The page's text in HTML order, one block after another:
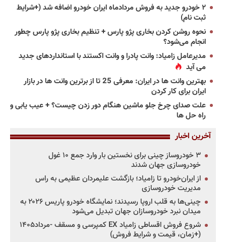
۲ خودرو جدید به فروش مردادماه ایران خودرو اضافه شد (+شرایط
ثبت نام)
نحوه روشن کردن بخاری پژو پارس + تنظیم بخاری پژو پارس چطور
انجام می‌شود؟
مدیرعامل زامیاد: وانت پادرا و وانت اکستند با استانداردهای جدید
می آید
بهترین وانت ها در ایران: معرفی 25 تا از برترین وانت ها در بازار
ایران برای کار کردن
علت صدای چرخ جلو ماشین هنگام دور زدن چیست؟ + عیب یابی و
راه حل ها
آخرین اخبار
۳ خودروساز چینی برای نخستین بار وارد جمع ۱۰ غول
خودروسازی جهان شدند
از ایران‌خودرو تا زامیاد؛ بازگشت علیمردان عظیمی به راس
مدیریت خودروسازی
چینی‌ها به قلب اروپا رسیدند؛ نمایشگاه خودرو پاریس ۲۰۲۶ به
میدان نبرد خودروسازان جهان تبدیل می‌شود
شروع فروش اقساطی زامیاد EX کمپرسی و مسقف -مرداد۱۴۰۵
(+زمان، قیمت و شرایط فروش)